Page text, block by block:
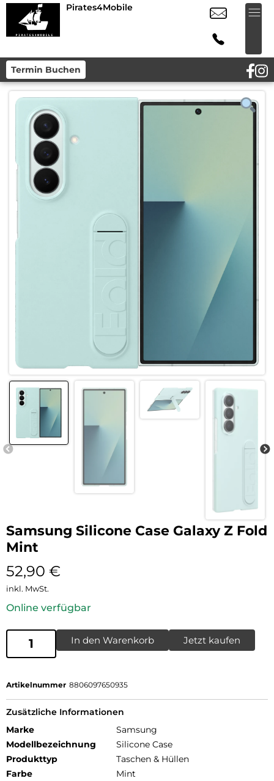
Pirates4Mobile
Termin Buchen
Samsung Silicone Case Galaxy Z Fold
Mint
52,90 €
inkl. MwSt.
Online verfügbar
In den Warenkorb Jetzt kaufen
Artikelnummer 8806097650935
Zusätzliche Informationen
Marke
Samsung
Modellbezeichnung
Silicone Case
Produkttyp
Taschen & Hüllen
Farbe
Mint